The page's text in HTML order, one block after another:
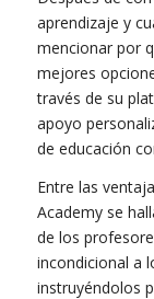
aprendizaje y
mencionar por
mejores
través de su
apoyo
de educación
Entre las
Academy se
de los
incondicional a
instruyéndolos